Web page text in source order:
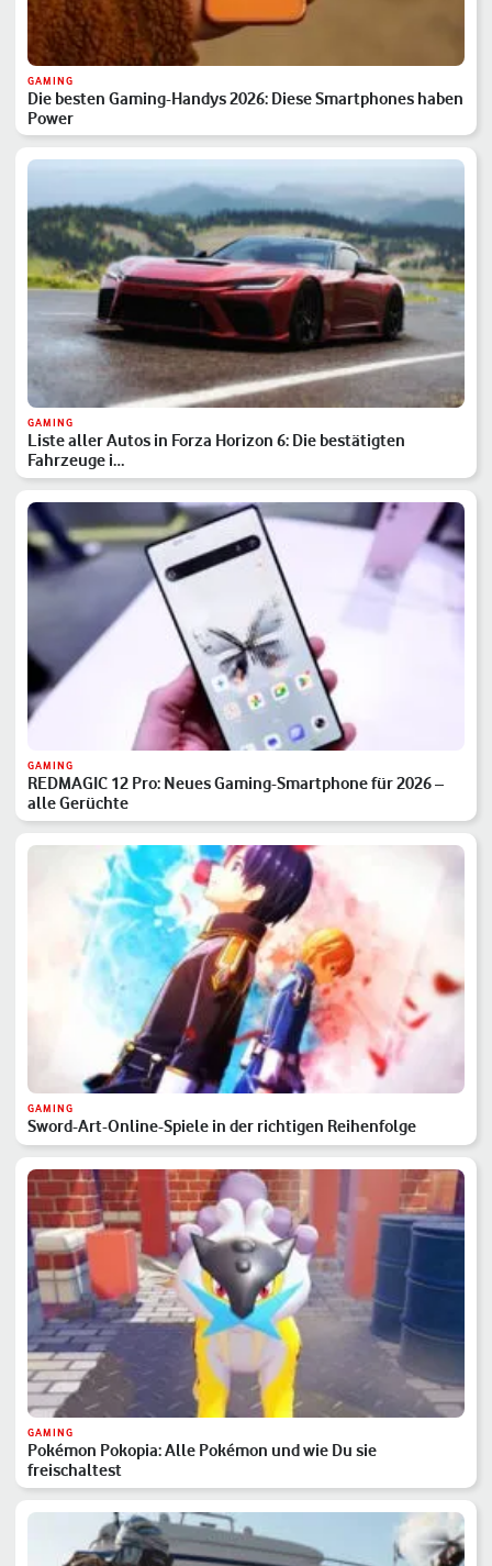
GAMING
Die besten Gaming-Handys 2026: Diese Smartphones haben
Power
GAMING
Liste aller Autos in Forza Horizon 6: Die bestätigten
Fahrzeuge i…
GAMING
REDMAGIC 12 Pro: Neues Gaming-Smartphone für 2026 –
alle Gerüchte
GAMING
Sword-Art-Online-Spiele in der richtigen Reihenfolge
GAMING
Pokémon Pokopia: Alle Pokémon und wie Du sie
freischaltest